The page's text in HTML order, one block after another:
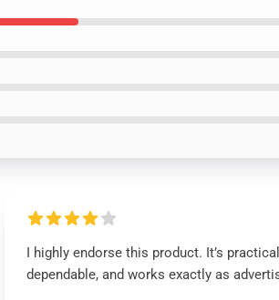
I highly endorse this product. It’s
dependable, and works exactly as